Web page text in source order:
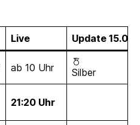
Live Update 15.08.
ab 10 Uhr Silber
21:20 Uhr